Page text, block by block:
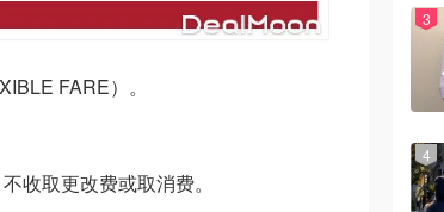
FARE）。
收取更改费或取消费。